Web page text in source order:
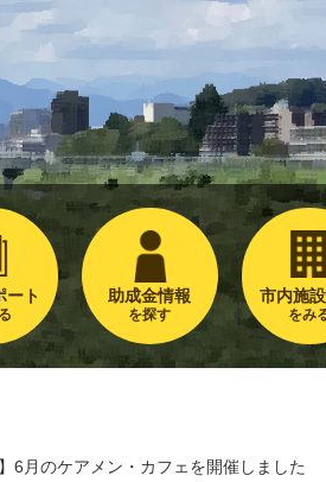
ート 助成金情報
を探す
市内施
をみ
】6月のケアメン・カフェを開催しました